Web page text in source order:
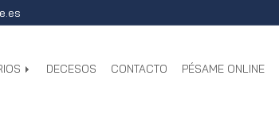
DECESOS CONTACTO PÉSAME ONLINE